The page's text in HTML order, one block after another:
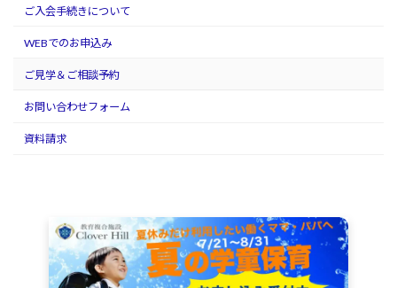
ご入会手続きについて
WEBでのお申込み
ご見学＆ご相談予約
お問い合わせフォーム
資料請求